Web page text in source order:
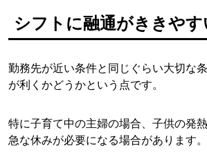
シフトに融通がききやす
勤務先が近い条件と同じぐらい大切な
が利くかどうかという点です。
特に子育て中の主婦の場合、子供の発
急な休みが必要になる場合があります。